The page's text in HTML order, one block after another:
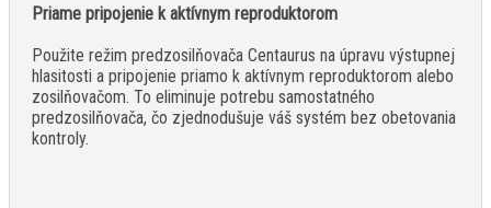
Priame pripojenie k aktívnym reproduktorom
Použite režim predzosilňovača Centaurus na úpravu výstupnej
hlasitosti a pripojenie priamo k aktívnym reproduktorom alebo
zosilňovačom. To eliminuje potrebu samostatného
predzosilňovača, čo zjednodušuje váš systém bez obetovania
kontroly.